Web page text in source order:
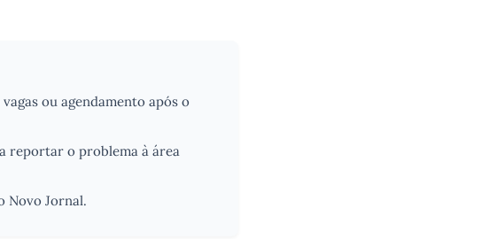
ou agendamento após o
reportar o problema à área
Novo Jornal.